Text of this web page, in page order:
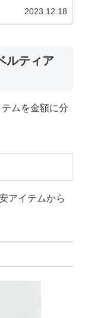
2023.12.18
ルティア
ムを金額に分
アイテムから